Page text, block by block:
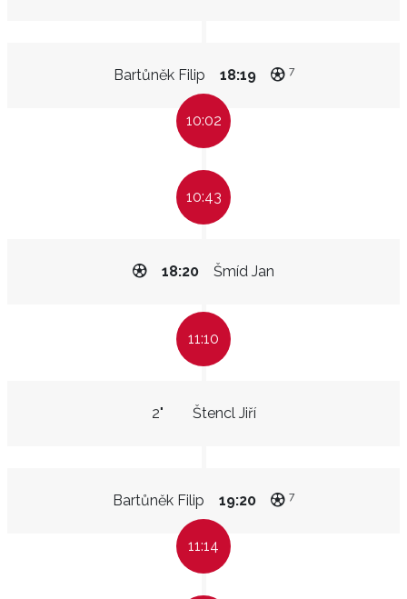
Bartůněk Filip 18:19 7
10:02
10:43
Šmíd Jan
18:20
11:10
Štencl Jiří
2"
Bartůněk Filip 19:20 7
11:14